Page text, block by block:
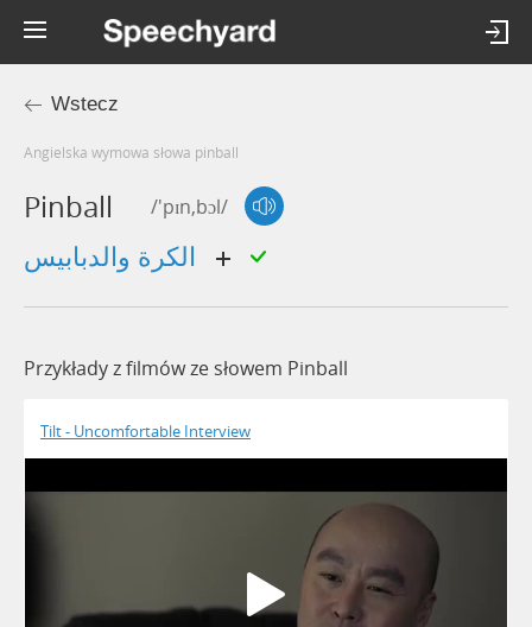
Wstecz
Angielska wymowa słowa pinball
Pinball /'pɪn,bɔl/
Przykłady z filmów ze słowem Pinball
Tilt - Uncomfortable Interview